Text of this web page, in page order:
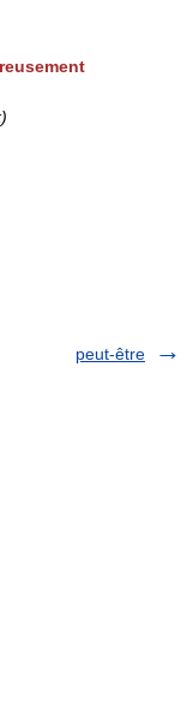
peut-être